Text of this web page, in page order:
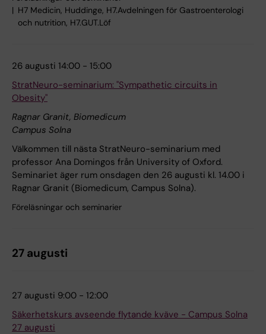
H7 Medicin, Huddinge, H7.Avdelningen för Gastroenterologi
och nutrition, H7.GUT.Löf
26 augusti 14:00 - 15:00
StratNeuro-seminarium: "Sympathetic circuits in
Obesity"
Ragnar Granit, Biomedicum
Campus Solna
Välkommen till nästa StratNeuro-seminarium med
professor Ana Domingos från University of Oxford.
Seminariet äger rum onsdagen den 26 augusti kl. 14.00 i
Ragnar Granit (Biomedicum, Campus Solna).
Föreläsningar och seminarier
27 augusti
27 augusti 9:00 - 12:00
Säkerhetskurs avseende flytande kväve - Campus Solna
27 augusti